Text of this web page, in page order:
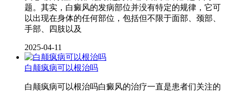
题。其实，白癜风的发病部位并没有特定的规律，它可
以出现在身体的任何部位，包括但不限于面部、颈部、
手部、四肢以及
2025-04-11
白颠疯病可以根治吗
白颠疯病可以根治吗白癜风的治疗一直是患者们关注的